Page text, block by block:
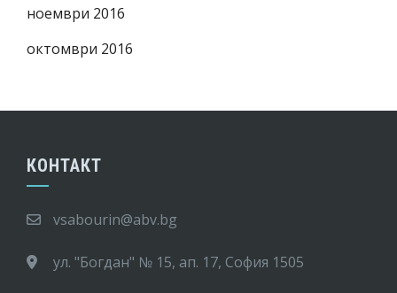
ноември 2016
октомври 2016
КОНТАКТ
vsabourin@abv.bg
ул. "Богдан" № 15, ап. 17, София 1505